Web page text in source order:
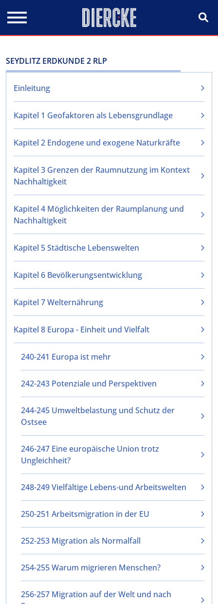
SEYDLITZ ERDKUNDE 2 RLP
Einleitung
Kapitel 1 Geofaktoren als Lebensgrundlage
Kapitel 2 Endogene und exogene Naturkräfte
Kapitel 3 Grenzen der Raumnutzung im Kontext
Nachhaltigkeit
Kapitel 4 Möglichkeiten der Raumplanung und
Nachhaltigkeit
Kapitel 5 Städtische Lebenswelten
Kapitel 6 Bevölkerungsentwicklung
Kapitel 7 Welternährung
Kapitel 8 Europa - Einheit und Vielfalt
240-241 Europa ist mehr
242-243 Potenziale und Perspektiven
244-245 Umweltbelastung und Schutz der
Ostsee
246-247 Eine europäische Union trotz
Ungleichheit?
248-249 Vielfältige Lebens-und Arbeitswelten
250-251 Arbeitsmigration in der EU
252-253 Migration als Normalfall
254-255 Warum migrieren Menschen?
256-257 Migration auf der Welt und nach